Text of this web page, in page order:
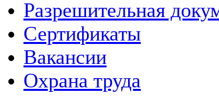
Разрешительная
Сертификаты
Вакансии
Охрана труда